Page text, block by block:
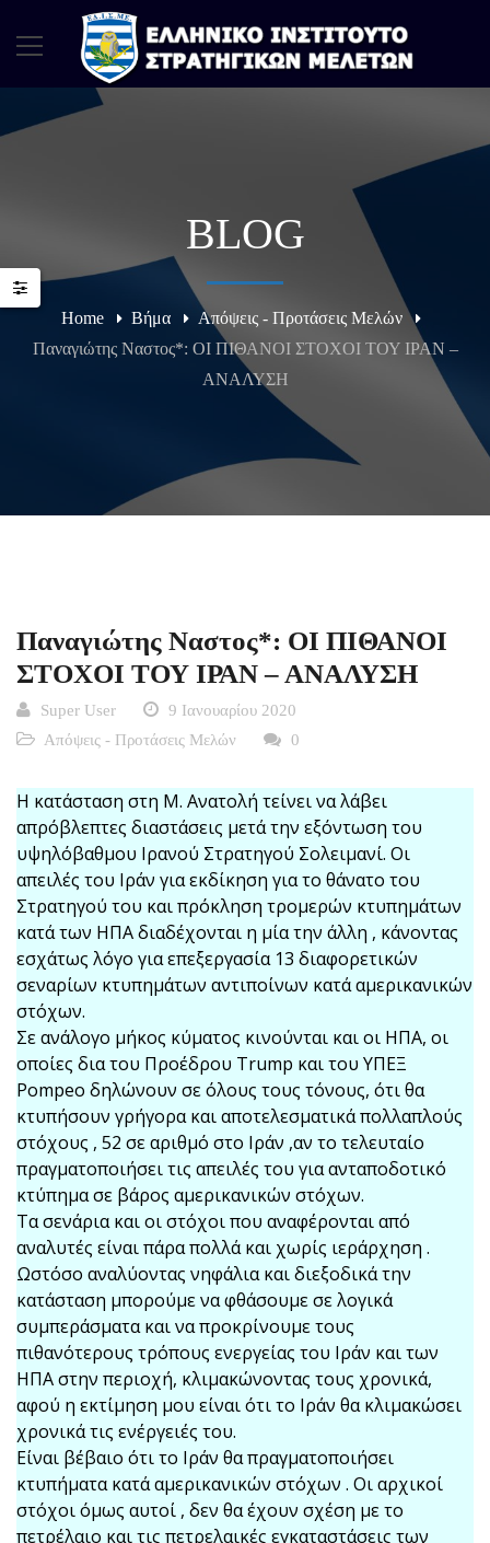
BLOG
Home Βήμα
Απόψεις - Προτάσεις Μελών
Παναγιώτης Ναστος*: ΟΙ ΠΙΘΑΝΟΙ ΣΤΟΧΟΙ ΤΟΥ ΙΡΑΝ –
ΑΝΑΛΥΣΗ
Παναγιώτης Ναστος*: ΟΙ ΠΙΘΑΝΟΙ
ΣΤΟΧΟΙ ΤΟΥ ΙΡΑΝ – ΑΝΑΛΥΣΗ
Super User
9 Ιανουαρίου 2020
Απόψεις - Προτάσεις Μελών
0
Η κατάσταση στη Μ. Ανατολή τείνει να λάβει
απρόβλεπτες διαστάσεις μετά την εξόντωση του
υψηλόβαθμου Ιρανού Στρατηγού Σολειμανί. Οι
απειλές του Ιράν για εκδίκηση για το θάνατο του
Στρατηγού του και πρόκληση τρομερών κτυπημάτων
κατά των ΗΠΑ διαδέχονται η μία την άλλη , κάνοντας
εσχάτως λόγο για επεξεργασία 13 διαφορετικών
σεναρίων κτυπημάτων αντιποίνων κατά αμερικανικών
στόχων.
Σε ανάλογο μήκος κύματος κινούνται και οι ΗΠΑ, οι
οποίες δια του Προέδρου Trump και του ΥΠΕΞ
Pompeo δηλώνουν σε όλους τους τόνους, ότι θα
κτυπήσουν γρήγορα και αποτελεσματικά πολλαπλούς
στόχους , 52 σε αριθμό στο Ιράν ,αν το τελευταίο
πραγματοποιήσει τις απειλές του για ανταποδοτικό
κτύπημα σε βάρος αμερικανικών στόχων.
Τα σενάρια και οι στόχοι που αναφέρονται από
αναλυτές είναι πάρα πολλά και χωρίς ιεράρχηση .
Ωστόσο αναλύοντας νηφάλια και διεξοδικά την
κατάσταση μπορούμε να φθάσουμε σε λογικά
συμπεράσματα και να προκρίνουμε τους
πιθανότερους τρόπους ενεργείας του Ιράν και των
ΗΠΑ στην περιοχή, κλιμακώνοντας τους χρονικά,
αφού η εκτίμηση μου είναι ότι το Ιράν θα κλιμακώσει
χρονικά τις ενέργειές του.
Είναι βέβαιο ότι το Ιράν θα πραγματοποιήσει
κτυπήματα κατά αμερικανικών στόχων . Οι αρχικοί
στόχοι όμως αυτοί , δεν θα έχουν σχέση με το
πετρέλαιο και τις πετρελαικές εγκαταστάσεις των